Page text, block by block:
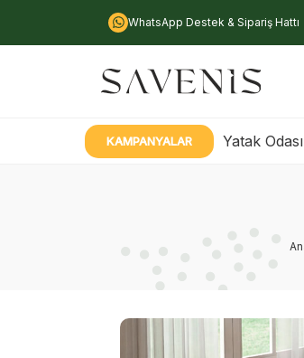
WhatsApp Destek & Sipariş Hattı
KAMPANYALAR Yatak Odası